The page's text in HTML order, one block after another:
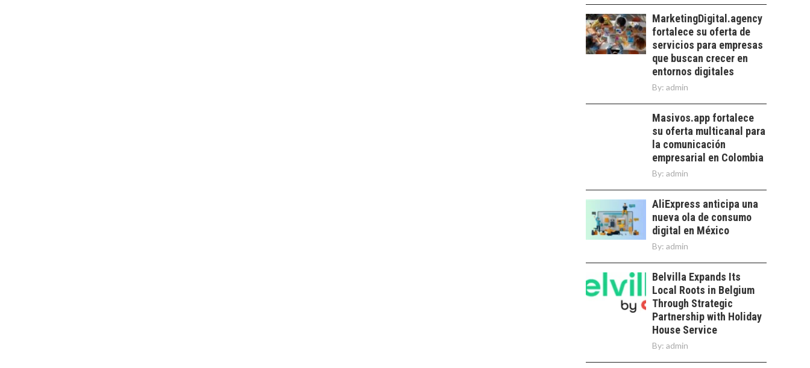
MarketingDigital.agency
fortalece su oferta de
servicios para empresas
que buscan crecer en
entornos digitales
By: admin
Masivos.app fortalece
su oferta multicanal para
la comunicación
empresarial en Colombia
By: admin
AliExpress anticipa una
nueva ola de consumo
digital en México
By: admin
Belvilla Expands Its
Local Roots in Belgium
Through Strategic
Partnership with Holiday
House Service
By: admin